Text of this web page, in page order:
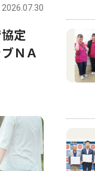
2026.07.30
協定
ＮＡ